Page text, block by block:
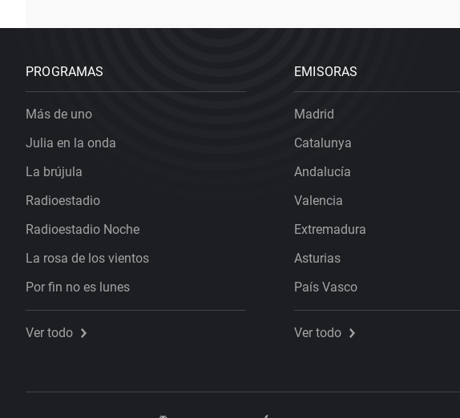
PROGRAMAS
Más de uno
Julia en la onda
La brújula
Radioestadio
Radioestadio Noche
La rosa de los vientos
Por fin no es lunes
Ver todo
EMISORAS
Madrid
Catalunya
Andalucía
Valencia
Extremadura
Asturias
País Vasco
Ver todo